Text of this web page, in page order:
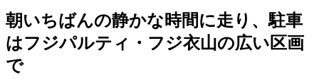
朝いちばんの静かな時間に走り、駐車
はフジパルティ・フジ衣山の広い区画
で